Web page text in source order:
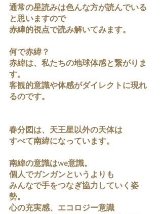
通常の星読みは色んな方が読んでいる
と思いますので
赤緯的視点で読み解いてみます。
何で赤緯？
赤緯は、私たちの地球体感と繋がりま
す。
客観的意識や体感がダイレクトに現れ
るのです。
春分図は、天王星以外の天体は
すべて南緯になっています。
南緯の意識はwe意識。
個人でガンガンというよりも
みんなで手をつなぎ協力していく姿
勢。
心の充実感、エコロジー意識